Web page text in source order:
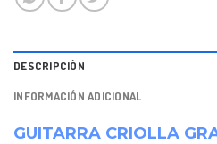
DESCRIPCIÓN
INFORMACIÓN ADICIONAL
GUITARRA CRIOLLA